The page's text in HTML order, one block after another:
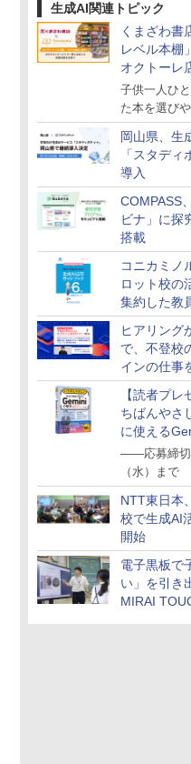
生成AI関連トピック
くまざわ書
レベル本棚
オクトーレ
子供一人ひ
た本を選びや
岡山県、生
「スタデ
導入
COMPASS
ビナ」に探
搭載
コニカミノ
ロット校の
集約した教
公開
ヒアリング
で、不登校
インの仕事
【読者プ
ちばんやさ
に使える
抽選で5名
――応募締切
（水）まで
NTT東日本
校で生成AI
開始
電子黒板で
い」を引き
MIRAI